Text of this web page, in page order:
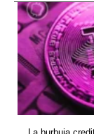
La burbuja